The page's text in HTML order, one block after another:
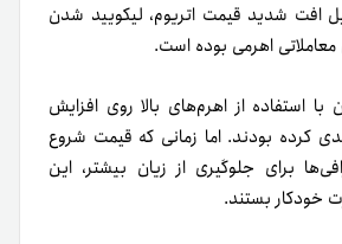
افت شدید قیمت اتریوم، لیکویید شدن
اهرمی بوده است.
با استفاده از اهرم‌های بالا روی افزایش
کرده بودند. اما زمانی که قیمت شروع
برای جلوگیری از زیان بیشتر، این
خودکار بستند.